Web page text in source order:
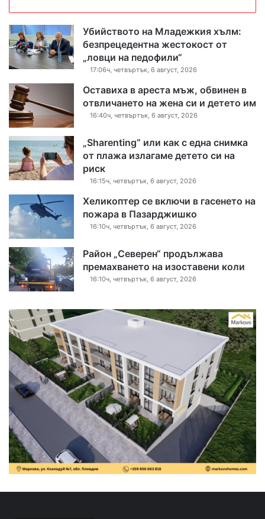
Убийството на Младежкия хълм:
безпрецедентна жестокост от
„ловци на педофили“
17:06ч, четвъртък, 6 август, 2026
Оставиха в ареста мъж, обвинен в
отвличането на жена си и детето им
16:40ч, четвъртък, 6 август, 2026
„Sharenting“ или как с една снимка
от плажа излагаме детето си на
риск
16:15ч, четвъртък, 6 август, 2026
Хеликоптер се включи в гасенето на
пожара в Пазарджишко
16:10ч, четвъртък, 6 август, 2026
Район „Северен“ продължава
премахването на изоставени коли
16:10ч, четвъртък, 6 август, 2026